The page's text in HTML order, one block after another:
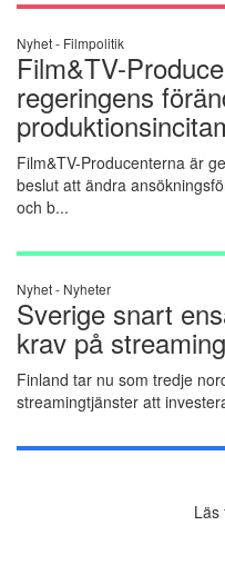
Nyhet - Filmpolitik
Film&TV-
regeringens
Film&TV-Producenterna är
beslut att ändra
och b...
Nyhet - Nyheter
Sverige snart
krav på
Finland tar nu som tredje
streamingtjänster att
Läs